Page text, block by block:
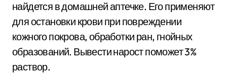
найдется в домашней аптечке. Его применяют
для остановки крови при повреждении
кожного покрова, обработки ран, гнойных
образований. Вывести нарост поможет 3%
раствор.